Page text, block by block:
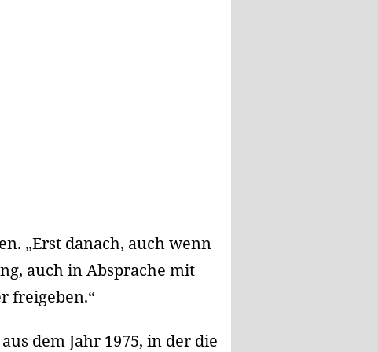
„Erst danach, auch wenn
auch in Absprache mit
freigeben.“
dem Jahr 1975, in der die